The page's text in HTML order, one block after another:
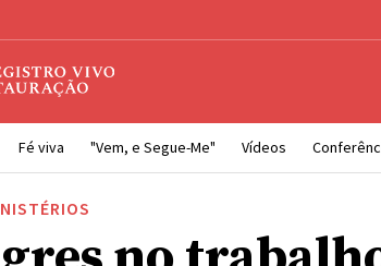
Fé viva "Vem, e Segue-Me" Vídeos